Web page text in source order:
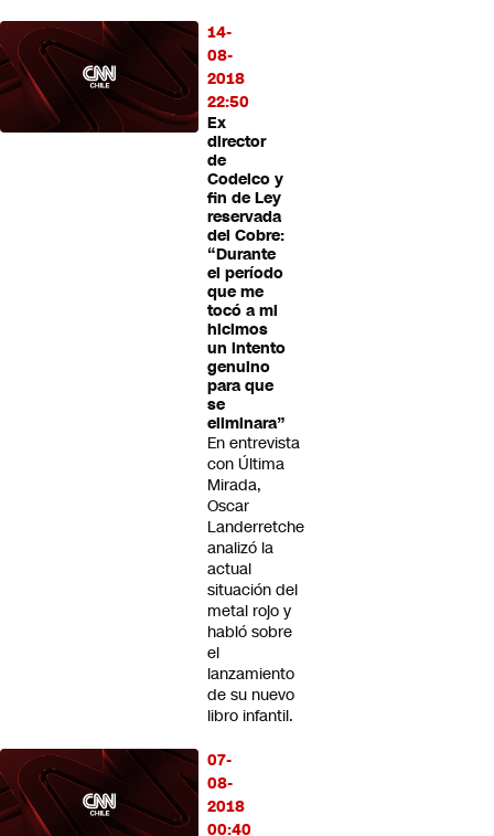
14-
08-
2018
22:50
Ex
director
de
Codelco y
fin de Ley
reservada
del Cobre:
“Durante
el período
que me
tocó a mi
hicimos
un intento
genuino
para que
se
eliminara”
En entrevista
con Última
Mirada,
Oscar
Landerretche
analizó la
actual
situación del
metal rojo y
habló sobre
el
lanzamiento
de su nuevo
libro infantil.
07-
08-
2018
00:40